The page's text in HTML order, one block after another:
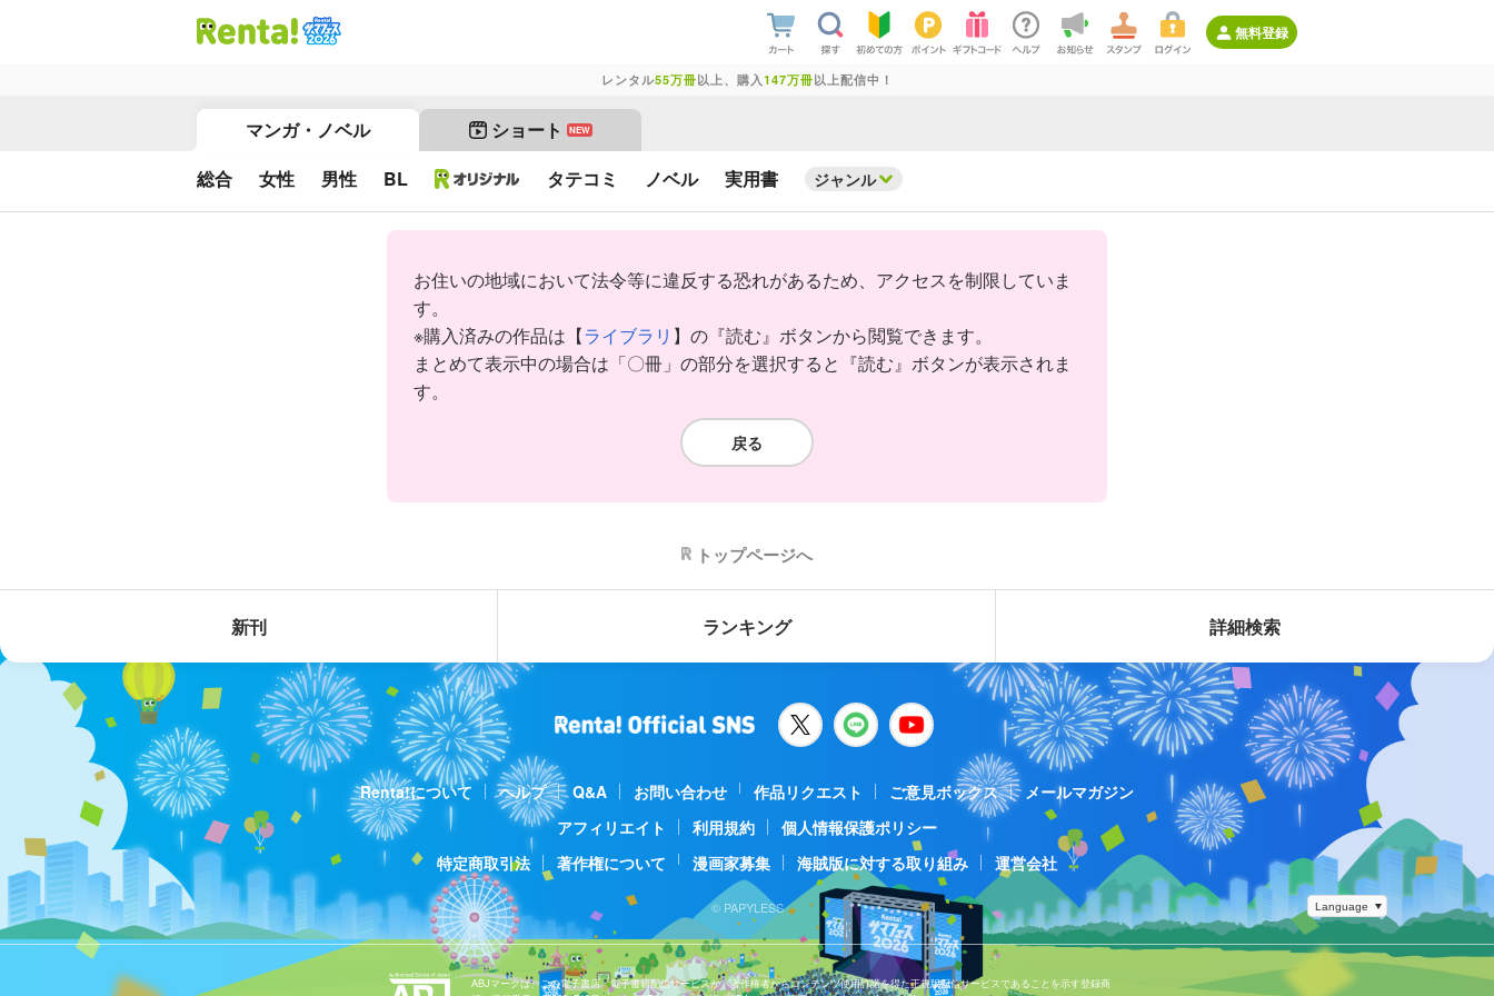
無料登録
レンタル55万冊以上、購入 147万冊以上配信中！
マンガ・ノベル ショート NEW
総合 女性 男性 BL タテコミ ノベル 実用書 ジャンル
お住いの地域において法令等に違反する恐れがあるため、アクセスを制限していま
す。
※購入済みの作品は【ライブラリ 】の『読む』ボタンから閲覧できます。
まとめて表示中の場合は「〇冊」の部分を選択すると『読む』ボタンが表示されま
す。
戻る
トップページへ
新刊 ランキング 詳細検索
Renta!について ヘルプ Q&A お問い合わせ 作品リクエスト ご意見ボックス
メールマガジン
アフィリエイト
利用規約
個人情報保護ポリシー
特定商取引法
著作権について 漫画家募集 海賊版に対する取り組み 運営会社
© PAPYLESS
ABJマークは、この電子書店・電子書籍配信サービスが、著作権者からコンテンツ使用許諾を得た正規版配信サービスであることを示す登録商